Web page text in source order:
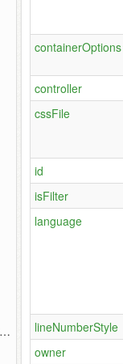
containerOptions
controller
cssFile
id
isFilter
language
lineNumberStyle
owner